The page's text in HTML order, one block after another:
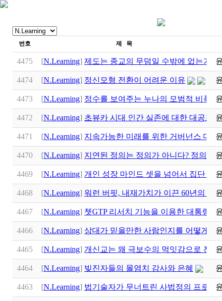
번호 제 목
4475 [N.Learning] 제도는 종교의 무덤일 수밖에 없는가?
4474 [N.Learning] 정신모형 전환이 어려운 이유
4473 [N.Learning] 정수를 보여주는 누나의 모범적 비폭
4472 [N.Learning] 초뷰카 시대 인간 실존에 대한 대공포
4471 [N.Learning] 지속가능한 미래를 위한 거버넌스 대
4470 [N.Learning] 지연된 정의는 정의가 아니다? 정의의
4469 [N.Learning] 개인 성장 마인드 셋을 넘어서 집단 플
4468 [N.Learning] 워런 버핏, 내재가치가 이끈 60년의 기
4467 [N.Learning] 쳇GTP 리서치 기능을 이용한 대통령
4466 [N.Learning] 상대가 믿을만한 사람인지를 어떻게 알
4465 [N.Learning] 개신교는 왜 극보수의 먹잇감으로 전
4464 [N.Learning] 빚진자들의 몰염치 감사와 은혜
4463 [N.Learning] 법기술자가 무너트린 사법정의 프로네